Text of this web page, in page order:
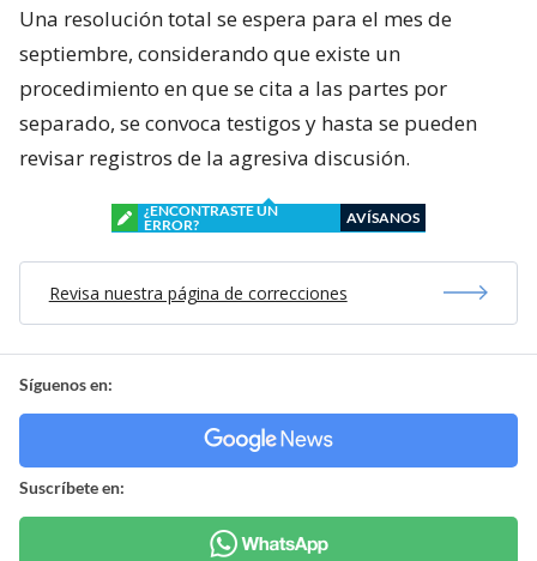
Una resolución total se espera para el mes de
septiembre, considerando que existe un
procedimiento en que se cita a las partes por
separado, se convoca testigos y hasta se pueden
revisar registros de la agresiva discusión.
¿ENCONTRASTE UN
ERROR?
AVÍSANOS
Revisa nuestra página de correcciones
Síguenos en:
Suscríbete en: